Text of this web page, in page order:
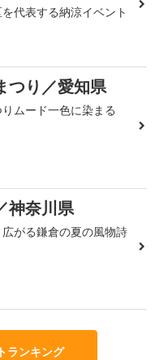
代表する納涼イベント
つり／愛知県
ムード一色に染まる
神奈川県
がる鎌倉の夏の風物詩
ランキング